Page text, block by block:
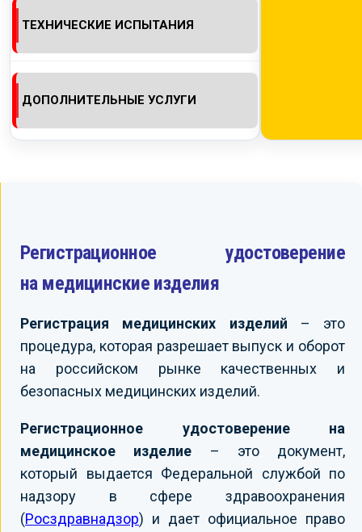
ТЕХНИЧЕСКИЕ ИСПЫТАНИЯ
ДОПОЛНИТЕЛЬНЫЕ УСЛУГИ
Регистрационное удостоверение
на медицинские изделия
Регистрация медицинских изделий – это
процедура, которая разрешает выпуск и оборот
на российском рынке качественных и
безопасных медицинских изделий.
Регистрационное удостоверение на
медицинское изделие – это документ,
который выдается Федеральной службой по
надзору в сфере здравоохранения
(Росздравнадзор) и дает официальное право